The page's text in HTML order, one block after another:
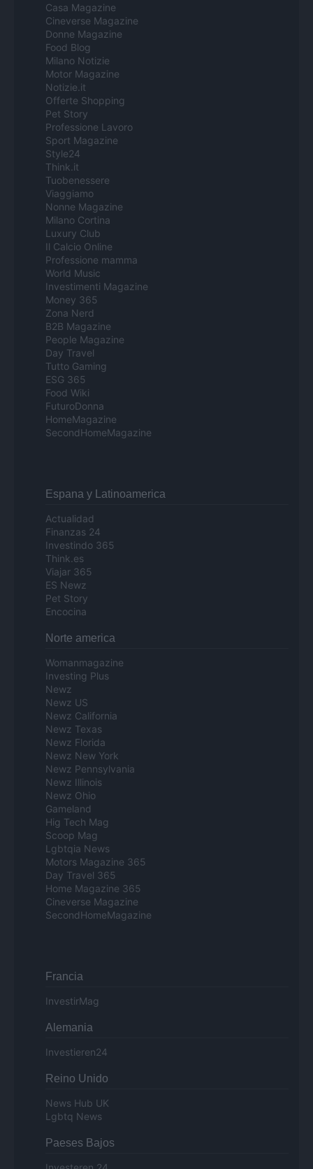
Casa Magazine
Cineverse Magazine
Donne Magazine
Food Blog
Milano Notizie
Motor Magazine
Notizie.it
Offerte Shopping
Pet Story
Professione Lavoro
Sport Magazine
Style24
Think.it
Tuobenessere
Viaggiamo
Nonne Magazine
Milano Cortina
Luxury Club
Il Calcio Online
Professione mamma
World Music
Investimenti Magazine
Money 365
Zona Nerd
B2B Magazine
People Magazine
Day Travel
Tutto Gaming
ESG 365
Food Wiki
FuturoDonna
HomeMagazine
SecondHomeMagazine
Espana y Latinoamerica
Actualidad
Finanzas 24
Investindo 365
Think.es
Viajar 365
ES Newz
Pet Story
Encocina
Norte america
Womanmagazine
Investing Plus
Newz
Newz US
Newz California
Newz Texas
Newz Florida
Newz New York
Newz Pennsylvania
Newz Illinois
Newz Ohio
Gameland
Hig Tech Mag
Scoop Mag
Lgbtqia News
Motors Magazine 365
Day Travel 365
Home Magazine 365
Cineverse Magazine
SecondHomeMagazine
Francia
InvestirMag
Alemania
Investieren24
Reino Unido
News Hub UK
Lgbtq News
Paeses Bajos